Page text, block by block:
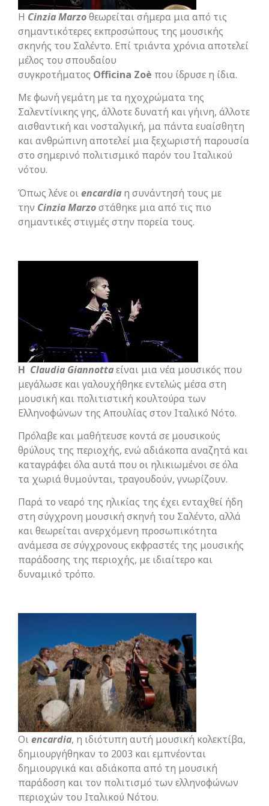
H CinziaMarzoθεωρείται σήμερα μια από τις
σημαντικότερες εκπροσώπους της μουσικής
σκηνής του Σαλέντο. Επί τριάντα χρόνια αποτελεί
μέλος του σπουδαίου
συγκροτήματος Officina Zoè που ίδρυσε η ίδια.
Με φωνή γεμάτη με τα ηχοχρώματα της
Σαλεντίνικης γης, άλλοτε δυνατή και γήινη, άλλοτε
αισθαντική και νοσταλγική, μα πάντα ευαίσθητη
και ανθρώπινη αποτελεί μια ξεχωριστή παρουσία
στο σημερινό πολιτισμικό παρόν του Ιταλικού
νότου.
Όπως λένε οι encardia η συνάντησή τους με
την CinziaMarzoστάθηκε μια από τις πιο
σημαντικές στιγμές στην πορεία τους.
Η Claudia Giannottaείναι μια νέα μουσικός που
μεγάλωσε και γαλουχήθηκε εντελώς μέσα στη
μουσική και πολιτιστική κουλτούρα των
Ελληνοφώνων της Απουλίας στον Ιταλικό Νότο.
Πρόλαβε και μαθήτευσε κοντά σε μουσικούς
θρύλους της περιοχής, ενώ αδιάκοπα αναζητά και
καταγράφει όλα αυτά που οι ηλικιωμένοι σε όλα
τα χωριά θυμούνται, τραγουδούν, γνωρίζουν.
Παρά το νεαρό της ηλικίας της έχει ενταχθεί ήδη
στη σύγχρονη μουσική σκηνή του Σαλέντο, αλλά
και θεωρείται ανερχόμενη προσωπικότητα
ανάμεσα σε σύγχρονους εκφραστές της μουσικής
παράδοσης της περιοχής, με ιδιαίτερο και
δυναμικό τρόπο.
Οι encardia, η ιδιότυπη αυτή μουσική κολεκτίβα,
δημιουργήθηκαν το 2003 και εμπνέονται
δημιουργικά και αδιάκοπα από τη μουσική
παράδοση και τον πολιτισμό των ελληνοφώνων
περιοχών του Ιταλικού Νότου.